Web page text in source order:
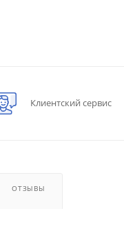
Клиентский сервис
ОТЗЫВЫ